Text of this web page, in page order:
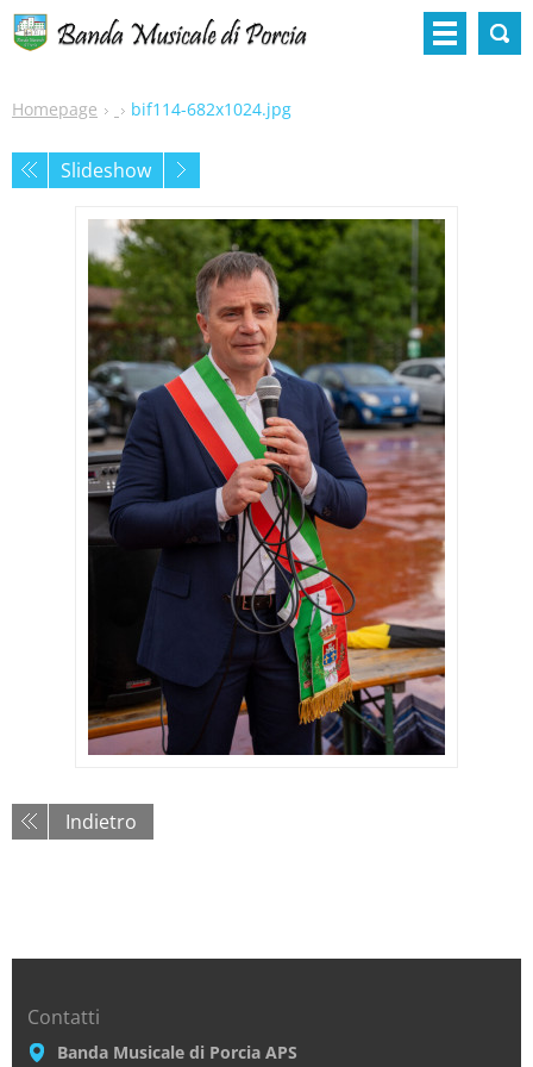
Homepage bif114-682x1024.jpg
Slideshow
Indietro
Contatti
Banda Musicale di Porcia APS